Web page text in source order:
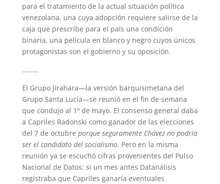
para el tratamiento de la actual situación política
venezolana, una cuya adopción requiere salirse de la
caja que prescribe para el país una condición
binaria, una película en blanco y negro cuyos únicos
protagonistas son el gobierno y su oposición.
………
El Grupo Jirahara—la versión barquisimetana del
Grupo Santa Lucía—se reunió en el fin de semana
que condujo al 1º de mayo. El consenso general daba
a Capriles Radonski como ganador de las elecciones
del 7 de octubre porque seguramente Chávez no podría
ser el candidato del socialismo. Pero en la misma
reunión ya se escuchó cifras provenientes del Pulso
Nacional de Datos: si un mes antes Datanálisis
registraba que Capriles ganaría eventuales